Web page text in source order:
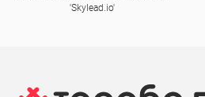
'Skylead.io'